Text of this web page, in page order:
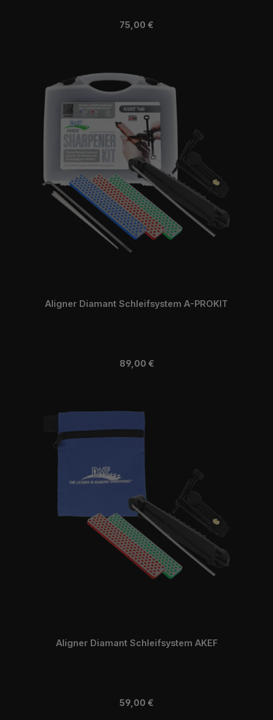
Regulärer Preis:
75,00 €
Aligner Diamant Schleifsystem A-PROKIT
Regulärer Preis:
89,00 €
Aligner Diamant Schleifsystem AKEF
Regulärer Preis:
59,00 €